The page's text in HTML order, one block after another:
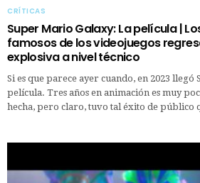
CRÍTICAS
Super Mario Galaxy: La película |
famosos de los videojuegos
explosiva a nivel técnico
Si es que parece ayer cuando, en 2023
película. Tres años en animación es muy
hecha, pero claro, tuvo tal éxito de público